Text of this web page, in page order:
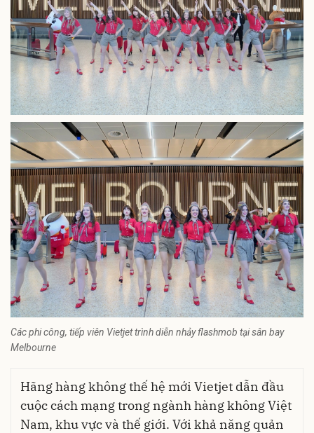
Các phi công, tiếp viên Vietjet trình diễn nhảy flashmob tại sân bay
Melbourne
Hãng hàng không thế hệ mới Vietjet dẫn đầu
cuộc cách mạng trong ngành hàng không Việt
Nam, khu vực và thế giới. Với khả năng quản